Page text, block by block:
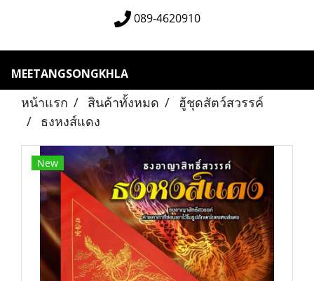
089-4620910
MEETANGSONGKHLA
หน้าแรก สินค้าทั้งหมด
ฮู้ชุดสัตว์สวรรค์
ธงหงส์แดง
New